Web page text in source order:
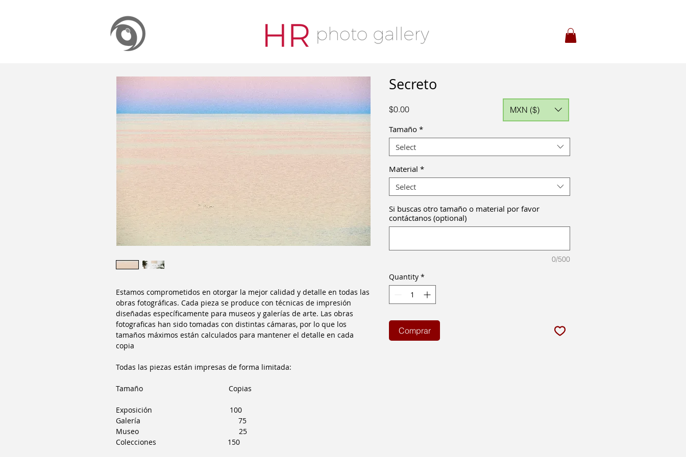
Estamos comprometidos en otorgar la mejor calidad y detalle en todas las
obras fotográficas. Cada pieza se produce con técnicas de impresión
diseñadas específicamente para museos y galerías de arte. Las obras
fotograficas han sido tomadas con distintas cámaras, por lo que los
tamaños máximos están calculados para mantener el detalle en cada
copia
Todas las piezas están impresas de forma limitada:
Tamaño Copias
Exposición 100
Galería 75
Museo 25
Colecciones 150
Secreto
$0.00Price
Tamaño *
Select
Material *
Select
Si buscas otro tamaño o material por favor
contáctanos (optional)
0/500
Quantity *
Comprar
MXN ($)